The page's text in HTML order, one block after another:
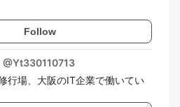
Follow
@Yt330110713
行場、大阪のIT企業で働いてい